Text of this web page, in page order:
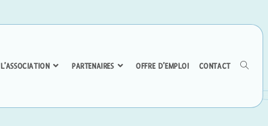
L’ASSOCIATION PARTENAIRES OFFRE D’EMPLOI CONTACT